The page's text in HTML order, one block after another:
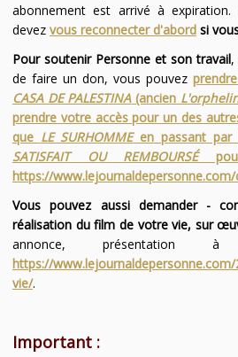
abonnement est arrivé à
devez vous reconnecter d'abordsi
Pour soutenir Personne et son travail
de faire un don, vous pouvez
CASA DE PALESTINA(ancien
prendre votre accès pour un des
que LE SURHOMMEen passant par
SATISFAIT OU REMBOURSÉ
https://
Vous pouvez aussi demander -
réalisation du film de votre vie, sur
annonce,
https://
vie/.
Important :